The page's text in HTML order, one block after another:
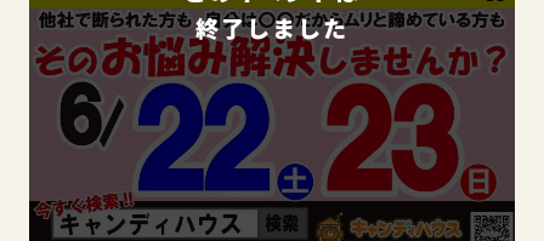
終了しました